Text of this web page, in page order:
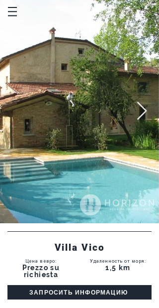
Villa Vico
Цена в евро:
Prezzo su
richiesta
Удаленность от моря :
1,5 km
ЗАПРОСИТЬ ИНФОРМАЦИЮ